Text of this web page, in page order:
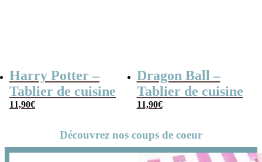
Harry Potter –
Tablier de cuisine
11,90€
Dragon Ball –
Tablier de cuisine
11,90€
Découvrez nos coups de coeur